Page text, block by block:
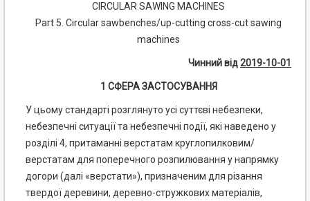
CIRCULAR SAWING MACHINES
Part 5. Circular sawbenches/up-cutting cross-cut sawing
machines
Чинний від2019-10-01
1 СФЕРА ЗАСТОСУВАННЯ
У цьому стандарті розглянуто усі суттєві небезпеки,
небезпечні ситуації та небезпечні події, які наведено у
розділі 4, притаманні верстатам круглопилковим/
верстатам для поперечного розпилювання у напрямку
догори (далі «верстати»), призначеним для різання
твердої деревини, деревно-стружкових матеріалів,